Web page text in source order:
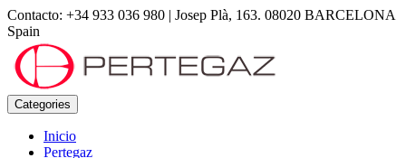
Contacto: +34 933 036 980 | Josep Plà, 163. 08020 BARCELONA
Spain
Categories
Inicio
Pertegaz